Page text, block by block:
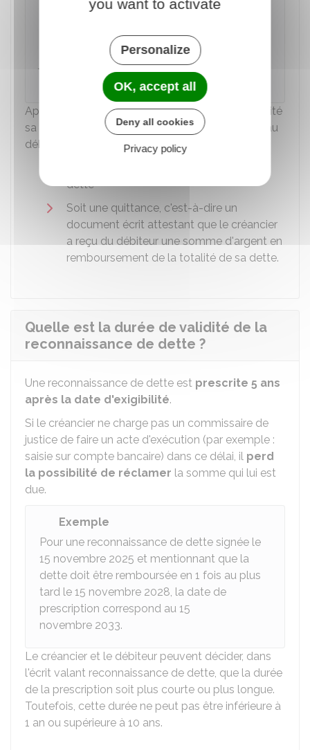
Rappel
l'original de la reconnaissance de dette,
jusqu'au remboursement total de la dette par
Après que le débiteur a remboursement en totalité
sa dette au créancier, le créancier doit remettre au
débiteur :
dette
Soit une quittance, c'est-à-dire un
document écrit attestant que le créancier
a reçu du débiteur une somme d'argent en
remboursement de la totalité de sa dette.
Quelle est la durée de validité de la
reconnaissance de dette ?
Une reconnaissance de dette est prescrite 5 ans
après la date d'exigibilité.
Si le créancier ne charge pas un commissaire de
justice de faire un acte d'exécution (par exemple :
saisie sur compte bancaire) dans ce délai, il perd
la possibilité de réclamer la somme qui lui est
due.
Exemple
Pour une reconnaissance de dette signée le
15 novembre 2025 et mentionnant que la
dette doit être remboursée en 1 fois au plus
tard le 15 novembre 2028, la date de
prescription correspond au 15
novembre 2033.
Le créancier et le débiteur peuvent décider, dans
l'écrit valant reconnaissance de dette, que la durée
de la prescription soit plus courte ou plus longue.
Toutefois, cette durée ne peut pas être inférieure à
1 an ou supérieure à 10 ans.
you want to activate
Personalize
OK, accept all
Deny all cookies
Privacy policy